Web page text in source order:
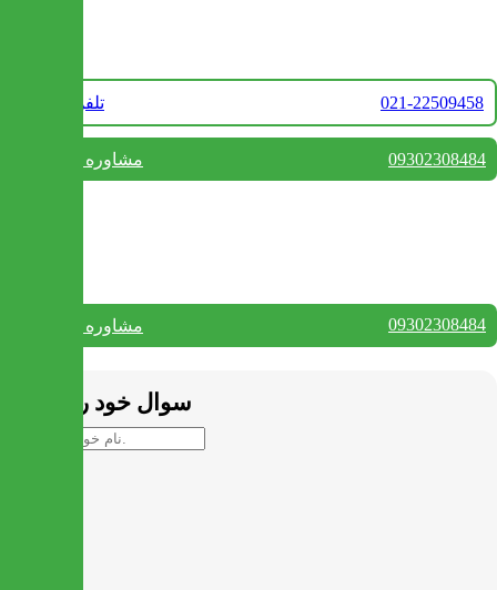
تلفن فروش 021-22509458
مشاوره واتس آپ 09302308484
مشاوره واتس آپ 09302308484
سوال خود را بپرسید